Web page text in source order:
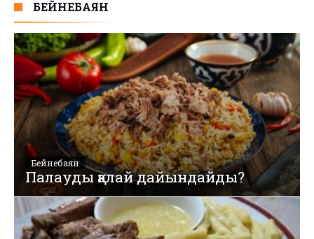
БЕЙНЕБАЯН
Бейнебаян
Палауды қалай дайындайды?